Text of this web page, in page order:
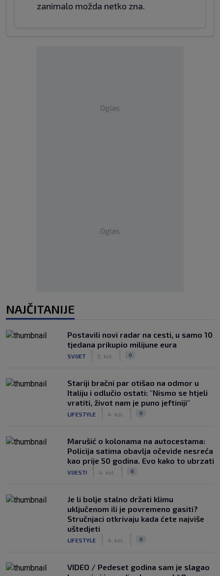
zanimalo možda netko zna.
Oglas
Oglas
NAJČITANIJE
Postavili novi radar na cesti, u samo 10
tjedana prikupio milijune eura
SVIJET 5. kol. 0
Stariji bračni par otišao na odmor u
Italiju i odlučio ostati: "Nismo se htjeli
vratiti, život nam je puno jeftiniji"
LIFESTYLE 4. kol. 0
Marušić o kolonama na autocestama:
Policija satima obavlja očevide nesreća
kao prije 50 godina. Evo kako to ubrzati
VIJESTI 4. kol. 6
Je li bolje stalno držati klimu
uključenom ili je povremeno gasiti?
Stručnjaci otkrivaju kada ćete najviše
uštedjeti
LIFESTYLE 4. kol. 0
VIDEO / Pedeset godina sam je slagao